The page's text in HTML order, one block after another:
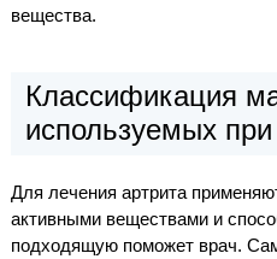
вещества.
Классификация
используемых при
Для лечения артрита
активными веществами и
подходящую поможет врач.